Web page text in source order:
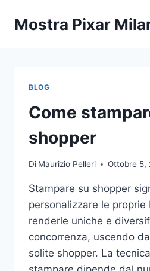
Mostra Pixar
BLOG
Come
shopper
Di Maurizio Pelleri Ottobre 5,
Stampare su shopper
personalizzare le proprie
renderle uniche e
concorrenza, uscendo
solite shopper. La